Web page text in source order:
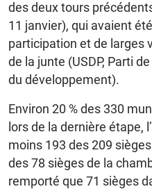
des deux tours
11 janvier), qui avaient
participation et de larges
de la junte (USDP, Parti
du développement).
Environ 20 % des 330
lors de la dernière étape,
moins 193 des 209
des 78 sièges de la
remporté que 71 sièges